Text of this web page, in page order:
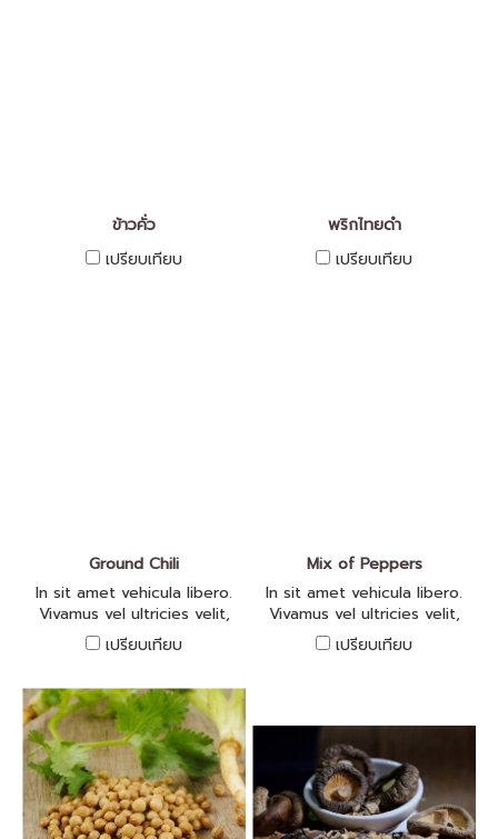
ข้าวคั่ว
เปรียบเทียบ
พริกไทยดำ
เปรียบเทียบ
Ground Chili
In sit amet vehicula libero.
Vivamus vel ultricies velit,
sed fringilla elit.
เปรียบเทียบ
Mix of Peppers
In sit amet vehicula libero.
Vivamus vel ultricies velit,
sed fringilla elit.
เปรียบเทียบ